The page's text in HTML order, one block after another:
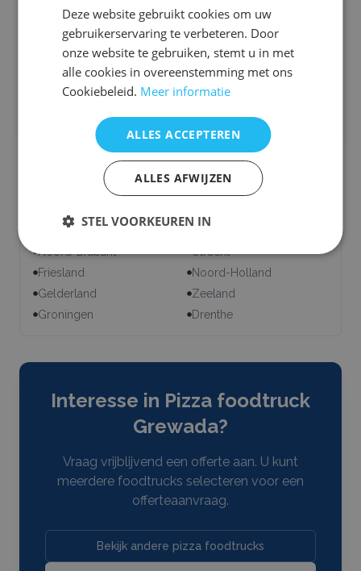
Wilt u van meerdere bedrijven een offerte ontvangen? Bij
SmaaktGoed kunt u met één aanvraag offertes ontvangen van
verschillende bedrijven. Bekijk en selecteer de gewenste bedrijven
Onze servicegebieden
Limburg
Noord-Brabant
Utrecht
Friesland
Noord-Holland
Gelderland
Zeeland
Groningen
Drenthe
Interesse in Pizza foodtruck
Grewada?
Vraag vrijblijvend een offerte aan. U kunt
meerdere foodtrucks selecteren voor een
offerteaanvraag.
Bekijk andere pizza foodtrucks
Deze website gebruikt cookies om uw
gebruikerservaring te verbeteren. Door
onze website te gebruiken, stemt u in met
alle cookies in overeenstemming met ons
Cookiebeleid. Meer informatie
ALLES ACCEPTEREN
ALLES AFWIJZEN
STEL VOORKEUREN IN